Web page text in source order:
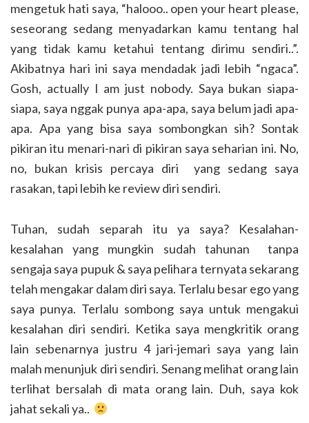
mengetuk hati saya, “halooo.. open your heart please,
seseorang sedang menyadarkan kamu tentang hal
yang tidak kamu ketahui tentang dirimu sendiri..”.
Akibatnya hari ini saya mendadak jadi lebih “ngaca”.
Gosh, actually I am just nobody. Saya bukan siapa-
siapa, saya nggak punya apa-apa, saya belum jadi apa-
apa. Apa yang bisa saya sombongkan sih? Sontak
pikiran itu menari-nari di pikiran saya seharian ini. No,
no, bukan krisis percaya diri yang sedang saya
rasakan, tapi lebih ke review diri sendiri.
Tuhan, sudah separah itu ya saya? Kesalahan-
kesalahan yang mungkin sudah tahunan tanpa
sengaja saya pupuk & saya pelihara ternyata sekarang
telah mengakar dalam diri saya. Terlalu besar ego yang
saya punya. Terlalu sombong saya untuk mengakui
kesalahan diri sendiri. Ketika saya mengkritik orang
lain sebenarnya justru 4 jari-jemari saya yang lain
malah menunjuk diri sendiri. Senang melihat orang lain
terlihat bersalah di mata orang lain. Duh, saya kok
jahat sekali ya..